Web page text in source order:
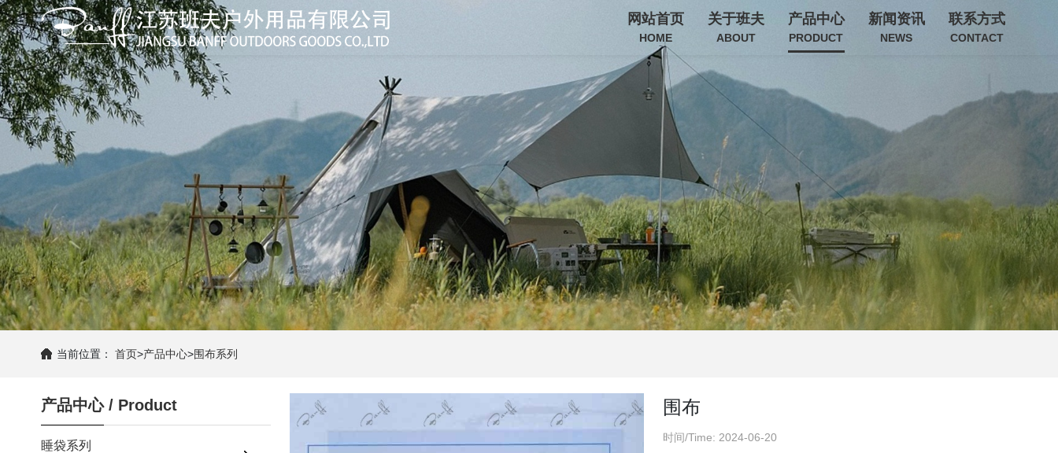
网站首页
HOME
关于班夫
ABOUT
产品中心
PRODUCT
新闻资讯
NEWS
联系方式
CONTACT
当前位置：首页>产品中心>围布系列
产品中心 / Product
睡袋系列
围布
时间/Time: 2024-06-20